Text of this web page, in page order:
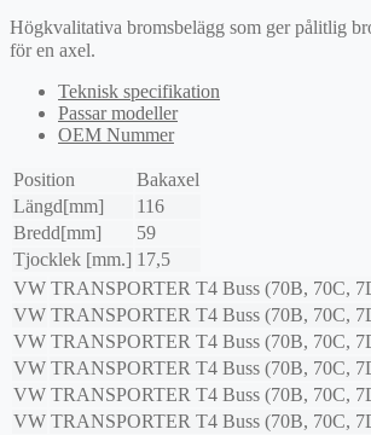
Högkvalitativa bromsbelägg som ger pålitlig
för en axel.
Teknisk specifikation
Passar modeller
OEM Nummer
Position
Bakaxel
Längd[mm]
116
Bredd[mm]
59
Tjocklek [mm.] 17,5
VW TRANSPORTER T4 Buss (70B, 70C,
VW TRANSPORTER T4 Buss (70B, 70C,
VW TRANSPORTER T4 Buss (70B, 70C,
VW TRANSPORTER T4 Buss (70B, 70C,
VW TRANSPORTER T4 Buss (70B, 70C,
VW TRANSPORTER T4 Buss (70B, 70C,